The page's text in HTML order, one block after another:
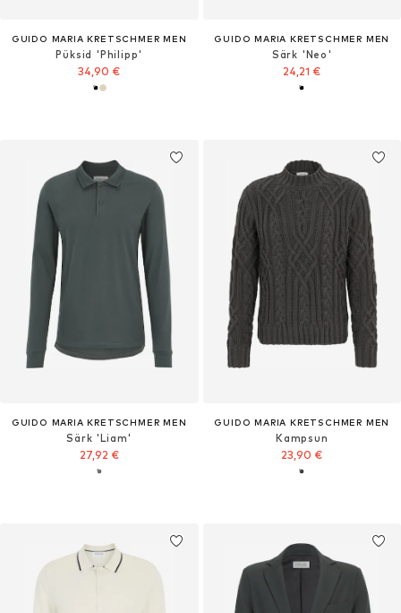
GUIDO MARIA KRETSCHMER MEN
Püksid 'Philipp'
34,90 €
GUIDO MARIA KRETSCHMER MEN
Särk 'Neo'
24,21 €
GUIDO MARIA KRETSCHMER MEN
Särk 'Liam'
27,92 €
GUIDO MARIA KRETSCHMER MEN
Kampsun
23,90 €